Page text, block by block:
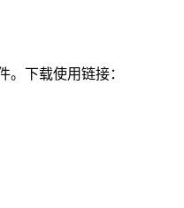
。下载使用链接：